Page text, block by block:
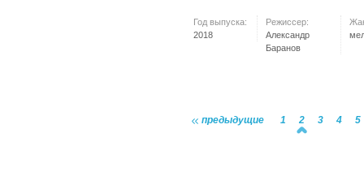
Год выпуска:
2018
Режиссер:
Александр
Баранов
предыдущие 1 2 3 4 5